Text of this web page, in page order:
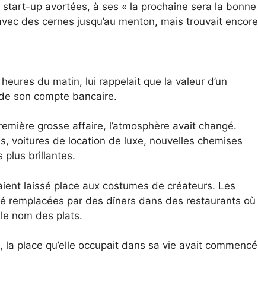
up avortées, à ses « la prochaine sera la bonne
des cernes jusqu’au menton, mais trouvait encore
du matin, lui rappelait que la valeur d’un
son compte bancaire.
grosse affaire, l’atmosphère avait changé.
voitures de location de luxe, nouvelles chemises
plus brillantes.
laissé place aux costumes de créateurs. Les
remplacées par des dîners dans des restaurants où
nom des plats.
place qu’elle occupait dans sa vie avait commencé